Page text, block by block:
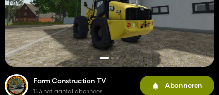
Farm Construction TV
153 het aantal abonnees
Abonneren